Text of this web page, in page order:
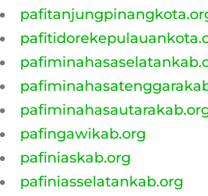
pafingawikab.org
pafiniaskab.org
pafiniasselatankab.org